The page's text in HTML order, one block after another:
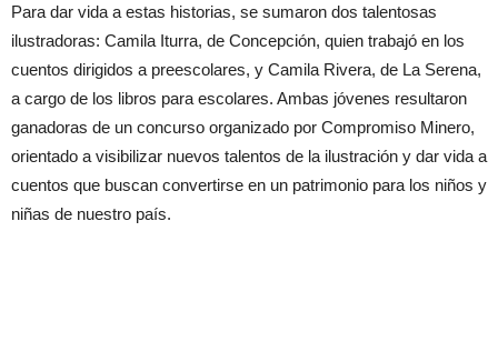
Para dar vida a estas historias, se sumaron dos talentosas
ilustradoras: Camila Iturra, de Concepción, quien trabajó en los
cuentos dirigidos a preescolares, y Camila Rivera, de La Serena,
a cargo de los libros para escolares. Ambas jóvenes resultaron
ganadoras de un concurso organizado por Compromiso Minero,
orientado a visibilizar nuevos talentos de la ilustración y dar vida a
cuentos que buscan convertirse en un patrimonio para los niños y
niñas de nuestro país.